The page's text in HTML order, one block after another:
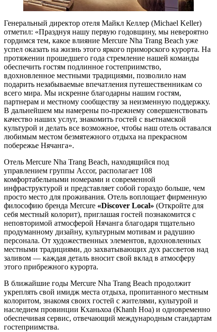
Генеральный директор отеля Майкл Келлер (Michael Keller)
отметил: «Празднуя нашу первую годовщину, мы невероятно
гордимся тем, какое влияние Mercure Nha Trang Beach уже
успел оказать на жизнь этого яркого приморского курорта. На
протяжении прошедшего года стремление нашей команды
обеспечить гостям подлинное гостеприимство,
вдохновленное местными традициями, позволило нам
подарить незабываемые впечатления путешественникам со
всего мира. Мы искренне благодарны нашим гостям,
партнерам и местному сообществу за неизменную поддержку.
В дальнейшем мы намерены по-прежнему совершенствовать
качество наших услуг, знакомить гостей с вьетнамской
культурой и делать все возможное, чтобы наш отель оставался
любимым местом безмятежного отдыха на прекрасном
побережье Нячанга».
Отель Mercure Nha Trang Beach, находящийся под
управлением группы Accor, располагает 108
комфортабельными номерами и современной
инфраструктурой и представляет собой гораздо больше, чем
просто место для проживания. Отель воплощает фирменную
философию бренда Mercure «Discover Local» (Откройте для
себя местный колорит), приглашая гостей познакомится с
неповторимой атмосферой Нячанга благодаря тщательно
продуманному дизайну, культурным мотивам и радушию
персонала. От художественных элементов, вдохновленных
местными традициями, до захватывающих дух рассветов над
заливом — каждая деталь вносит свой вклад в атмосферу
этого прибрежного курорта.
В ближайшие годы Mercure Nha Trang Beach продолжит
укреплять свой имидж места отдыха, пропитанного местным
колоритом, знакомя своих гостей с жителями, культурой и
наследием провинции Кханьхоа (Khanh Hoa) и одновременно
обеспечивая сервис, отвечающий международным стандартам
гостеприимства.